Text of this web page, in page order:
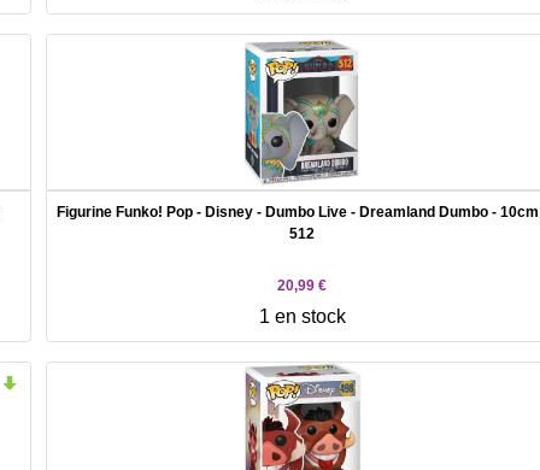
Figurine Funko! Pop - Disney - Dumbo Live - Dreamland Dumbo - 10cm -
512
20,99 €
1 en stock